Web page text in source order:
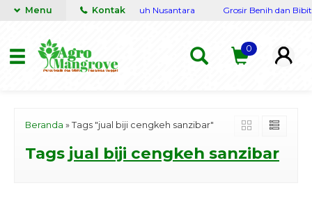
Terpercaya siap kirim seluruh Nusantara Grosir Benih dan Bibit
Menu Kontak
0
Beranda » Tags "jual biji cengkeh sanzibar"
Tags jual biji cengkeh sanzibar